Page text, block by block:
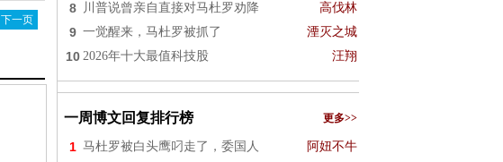
下一页
8 川普说曾亲自直接对马杜罗劝降 高伐林
9 一觉醒来，马杜罗被抓了 湮灭之城
10 2026年十大最值科技股 汪翔
一周博文回复排行榜 更多>>
1 马杜罗被白头鹰叼走了，委国人 阿妞不牛